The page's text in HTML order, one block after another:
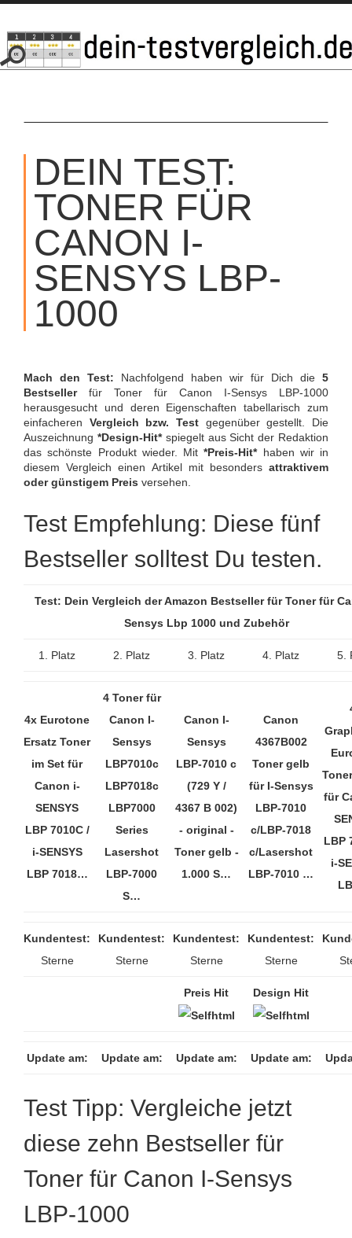
SKIP
CONTENT
DEIN TEST:
TONER FÜR
CANON I-
SENSYS LBP-
1000
Mach den Test: Nachfolgend haben wir für Dich die 5
Bestsellerfür Toner für Canon I-Sensys LBP-1000
herausgesucht und deren Eigenschaften tabellarisch zum
einfacheren Vergleich bzw. Test gegenüber gestellt. Die
Auszeichnung *Design-Hit*spiegelt aus Sicht der Redaktion
das schönste Produkt wieder. Mit*Preis-Hit*haben wir in
diesem Vergleich einen Artikel mit besonders attraktivem
oder günstigem Preis versehen.
Test Empfehlung: Diese fünf
Bestseller solltest Du testen.
Test: Dein Vergleich der Amazon Bestseller für Toner für
Sensys Lbp 1000 und Zubehör
1. Platz 2. Platz 3. Platz 4. Platz 5.
4x Eurotone
Ersatz Toner
im Set für
Canon i-
SENSYS
LBP 7010C /
i-SENSYS
LBP 7018…
4 Toner für
Canon I-
Sensys
LBP7010c
LBP7018c
LBP7000
Series
Lasershot
LBP-7000
S…
Canon I-
Sensys
LBP-7010 c
(729 Y /
4367 B 002)
- original -
Toner gelb -
1.000 S…
Canon
4367B002
Toner gelb
für I-Sensys
LBP-7010
c/LBP-7018
c/Lasershot
LBP-7010 …
für
LBP
i-
Kundentest:
Sterne
Kundentest:
Sterne
Kundentest:
Sterne
Kundentest:
Sterne
Preis Hit Design Hit
Update am: Update am: Update am: Update am:
Test Tipp: Vergleiche jetzt
diese zehn Bestseller für
Toner für Canon I-Sensys
LBP-1000